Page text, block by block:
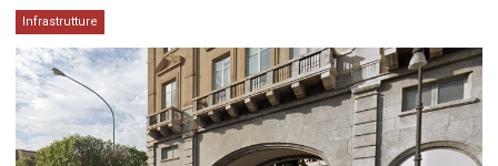
Infrastrutture